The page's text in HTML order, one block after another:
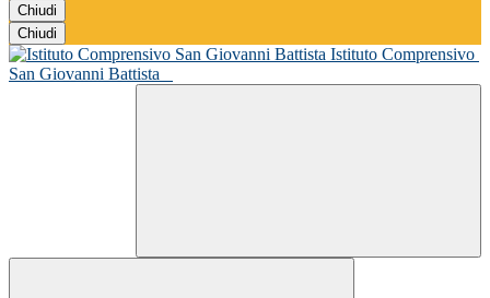
Chiudi
Chiudi
Istituto Comprensivo
San Giovanni Battista